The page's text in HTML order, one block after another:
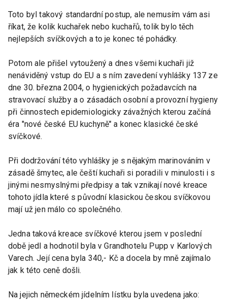
Toto byl takový standardní postup, ale nemusím vám asi
říkat, že kolik kuchařek nebo kuchařů, tolik bylo těch
nejlepších svíčkových a to je konec té pohádky.
Potom ale přišel vytoužený a dnes všemi kuchaři již
nenáviděný vstup do EU a s ním zavedení vyhlášky 137 ze
dne 30. března 2004, o hygienických požadavcích na
stravovací služby a o zásadách osobní a provozní hygieny
při činnostech epidemiologicky závažných kterou začíná
éra "nové české EU kuchyně" a konec klasické české
svíčkové.
Při dodržování této vyhlášky je s nějakým marinováním v
zásadě šmytec, ale čeští kuchaři si poradili v minulosti i s
jinými nesmyslnými předpisy a tak vznikají nové kreace
tohoto jídla které s původní klasickou českou svíčkovou
mají už jen málo co společného.
Jedna taková kreace svíčkové kterou jsem v poslední
době jedl a hodnotil byla v Grandhotelu Pupp v Karlových
Varech. Její cena byla 340,- Kč a docela by mně zajímalo
jak k této ceně došli.
Na jejich německém jídelním lístku byla uvedena jako: